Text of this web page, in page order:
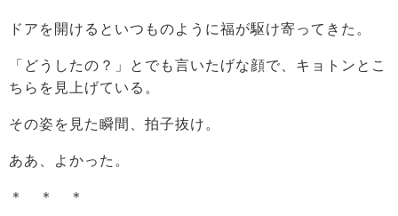
ドアを開けるといつものように福が駆け寄ってきた。
「どうしたの？」とでも言いたげな顔で、キョトンとこ
ちらを見上げている。
その姿を見た瞬間、拍子抜け。
ああ、よかった。
＊ ＊ ＊